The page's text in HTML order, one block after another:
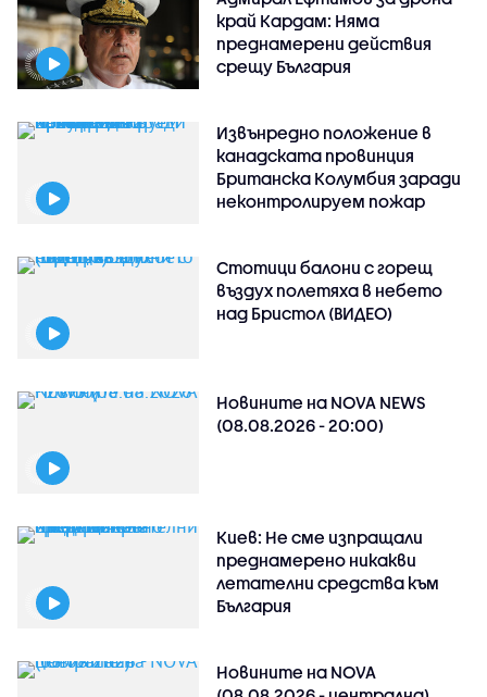
край Кардам: Няма
преднамерени действия
срещу България
Извънредно положение в
канадската провинция
Британска Колумбия заради
неконтролируем пожар
Стотици балони с горещ
въздух полетяха в небето
над Бристол (ВИДЕО)
Новините на NOVA NEWS
(08.08.2026 - 20:00)
Киев: Не сме изпращали
преднамерено никакви
летателни средства към
България
Новините на NOVA